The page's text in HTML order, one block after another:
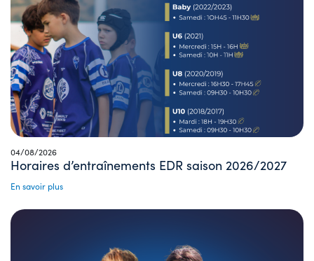
04/08/2026
Horaires d’entraînements EDR saison 2026/2027
En savoir plus